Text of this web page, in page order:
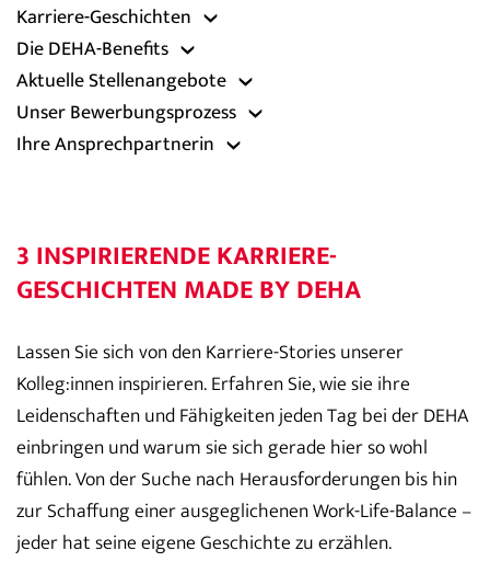
Karriere-Geschichten
Die DEHA-Benefits
Aktuelle Stellenangebote
Unser Bewerbungsprozess
Ihre Ansprechpartnerin
3 INSPIRIERENDE KARRIERE-
GESCHICHTEN MADE BY DEHA
Lassen Sie sich von den Karriere-Stories unserer
Kolleg:innen inspirieren. Erfahren Sie, wie sie ihre
Leidenschaften und Fähigkeiten jeden Tag bei der DEHA
einbringen und warum sie sich gerade hier so wohl
fühlen. Von der Suche nach Herausforderungen bis hin
zur Schaffung einer ausgeglichenen Work-Life-Balance –
jeder hat seine eigene Geschichte zu erzählen.